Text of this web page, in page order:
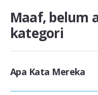
LOKASI
KOMUNITAS
Maaf, belum
kategori
Apa Kata Mereka